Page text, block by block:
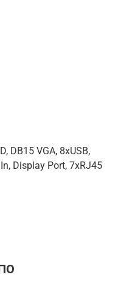
DB15 VGA, 8xUSB,
Display Port, 7xRJ45